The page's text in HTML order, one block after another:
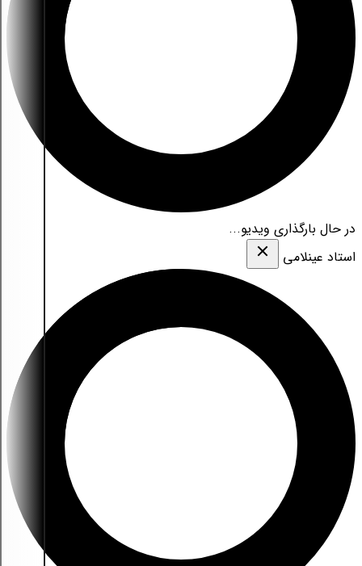
در حال بارگذاری ویدیو...
استاد عینلامی